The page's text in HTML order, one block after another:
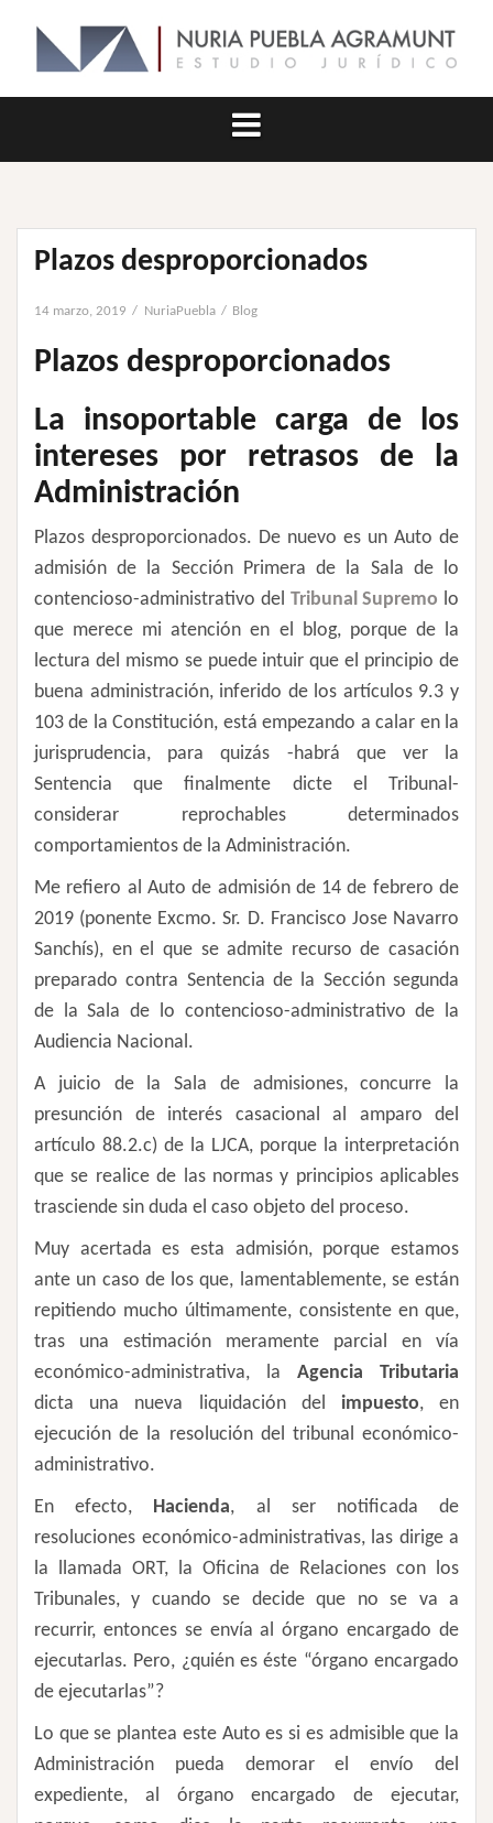
contenido
Plazos desproporcionados
14 marzo, 2019 NuriaPuebla Blog
Plazos desproporcionados
La insoportable carga de los
intereses por retrasos de la
Administración
Plazos desproporcionados. De nuevo es un Auto de
admisión de la Sección Primera de la Sala de lo
contencioso-administrativo del Tribunal Supremo lo
que merece mi atención en el blog, porque de la
lectura del mismo se puede intuir que el principio de
buena administración, inferido de los artículos 9.3 y
103 de la Constitución, está empezando a calar en la
jurisprudencia, para quizás -habrá que ver la
Sentencia que finalmente dicte el Tribunal-
considerar reprochables determinados
comportamientos de la Administración.
Me refiero al Auto de admisión de 14 de febrero de
2019 (ponente Excmo. Sr. D. Francisco Jose Navarro
Sanchís), en el que se admite recurso de casación
preparado contra Sentencia de la Sección segunda
de la Sala de lo contencioso-administrativo de la
Audiencia Nacional.
A juicio de la Sala de admisiones, concurre la
presunción de interés casacional al amparo del
artículo 88.2.c) de la LJCA, porque la interpretación
que se realice de las normas y principios aplicables
trasciende sin duda el caso objeto del proceso.
Muy acertada es esta admisión, porque estamos
ante un caso de los que, lamentablemente, se están
repitiendo mucho últimamente, consistente en que,
tras una estimación meramente parcial en vía
económico-administrativa, la Agencia Tributaria
dicta una nueva liquidación del impuesto, en
ejecución de la resolución del tribunal económico-
administrativo.
En efecto,
Hacienda, al ser notificada de
resoluciones económico-administrativas, las dirige a
la llamada ORT, la Oficina de Relaciones con los
Tribunales, y cuando se decide que no se va a
recurrir, entonces se envía al órgano encargado de
ejecutarlas. Pero, ¿quién es éste “órgano encargado
de ejecutarlas”?
Lo que se plantea este Auto es si es admisible que la
Administración pueda demorar el envío del
expediente, al órgano encargado de ejecutar,